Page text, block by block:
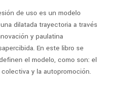
de uso es un modelo
dilatada trayectoria a través
y paulatina
En este libro se
el modelo, como son: el
y la autopromoción.